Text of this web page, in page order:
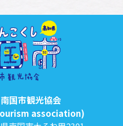
国市観光協会
association)